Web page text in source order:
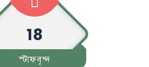
18
স্টাফবৃন্দ